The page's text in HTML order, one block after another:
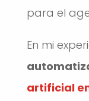
para el
En mi
artificial